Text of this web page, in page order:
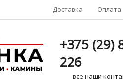
Доставка Оплата
+375 (29)
226
все наши